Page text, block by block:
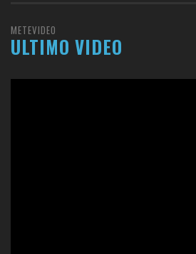
METEVIDEO
ULTIMO VIDEO